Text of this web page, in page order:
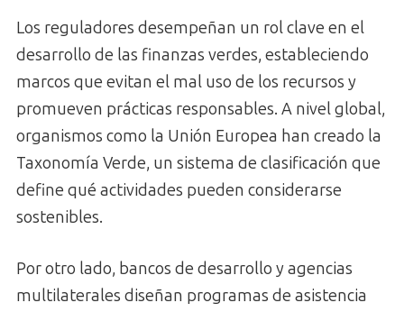
Los reguladores desempeñan un rol clave en el
desarrollo de las finanzas verdes, estableciendo
marcos que evitan el mal uso de los recursos y
promueven prácticas responsables. A nivel global,
organismos como la Unión Europea han creado la
Taxonomía Verde, un sistema de clasificación que
define qué actividades pueden considerarse
sostenibles.
Por otro lado, bancos de desarrollo y agencias
multilaterales diseñan programas de asistencia